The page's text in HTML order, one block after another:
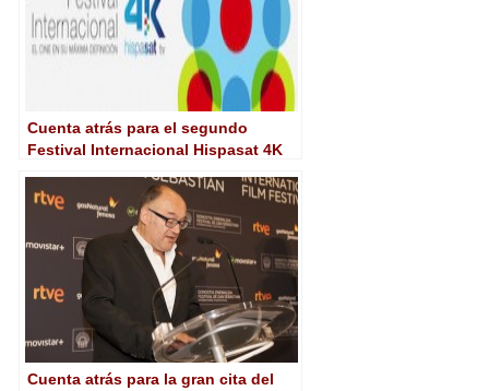
Cuenta atrás para el segundo
Festival Internacional Hispasat 4K
Cuenta atrás para la gran cita del